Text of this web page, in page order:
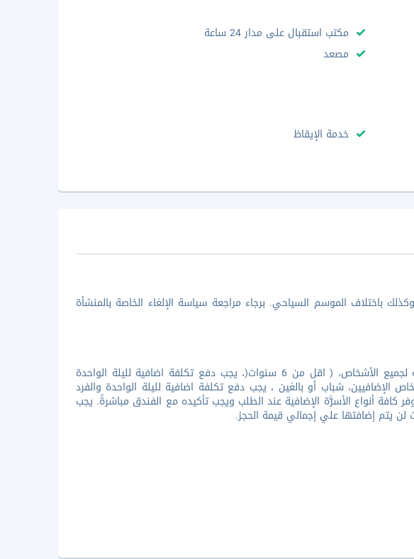
مكتب استقبال على مدار 24 ساعة
مصعد
خدمة الإيقاظ
باختلاف الموسم السياحي. برجاء مراجعة سياسة الإلغاء الخاصة بالمنشأة
جميع الأطفال مرحب بهم. وعند استخدام الأسرّة الإضافية لجميع الأشخاص، ( اقل من 6 سنوات(، يجب دفع تكلفة اضافية لليلة الواحدة
الإضافيين، شباب أو بالغين ، يجب دفع تكلفة اضافية لليلة الواحدة والفرد
أنواع الأسرَّة الإضافية عند الطلب ويجب تأكيده مع الفندق مباشرةً. يجب
لن يتم إضافتها علي إجمالي قيمة الحجز.